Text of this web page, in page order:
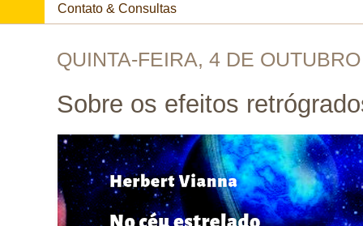
Contato & Consultas
QUINTA-FEIRA, 4 DE
Sobre os efeitos